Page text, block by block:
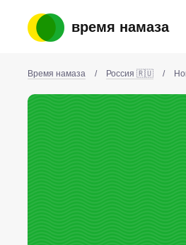
время намаза
Время намаза / Россия 🇷🇺 /